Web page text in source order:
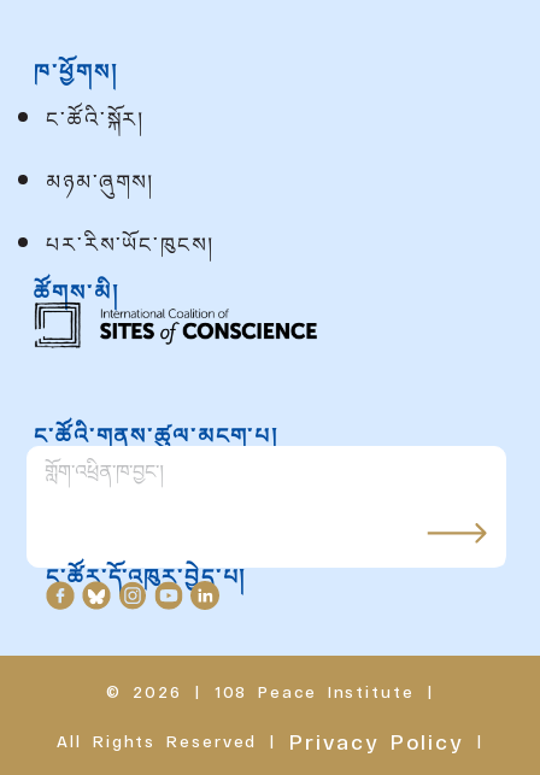
ཁ་ཕྱོགས།
ང་ཚོའི་སྐོར།
མཉམ་ཞུགས།
པར་རིས་ཡོང་ཁུངས།
ཚོགས་མི།
ང་ཚོའི་གནས་ཚུལ་མངག་པ།
ང་ཚོར་དོ་འཁུར་བྱེད་པ།
© 2026 | 108 Peace Institute |
All Rights Reserved | Privacy Policy |